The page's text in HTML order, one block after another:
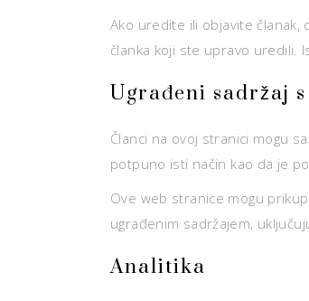
Ako uredite ili objavite članak,
članka koji ste upravo uredili.
Ugrađeni sadržaj
Članci na ovoj stranici mogu
potpuno isti način kao da je
Ove web stranice mogu
ugrađenim sadržajem,
Analitika